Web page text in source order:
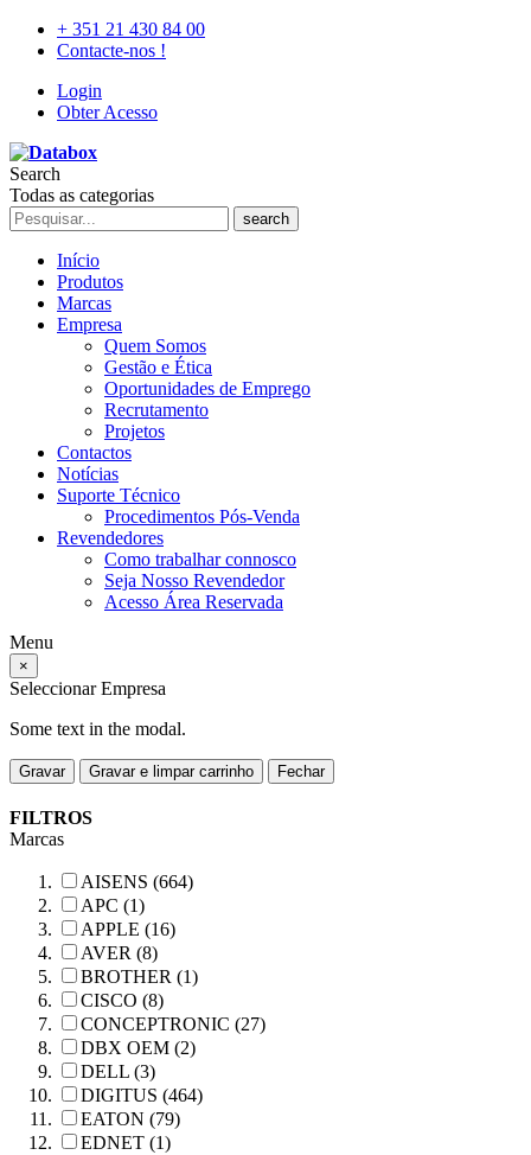
+ 351 21 430 84 00
Contacte-nos !
Login
Obter Acesso
Search
Todas as categorias
search
Início
Produtos
Marcas
Empresa
Quem Somos
Gestão e Ética
Oportunidades de Emprego
Recrutamento
Projetos
Contactos
Notícias
Suporte Técnico
Procedimentos Pós-Venda
Revendedores
Como trabalhar connosco
Seja Nosso Revendedor
Acesso Área Reservada
Menu
×
Seleccionar Empresa
Some text in the modal.
Gravar Gravar e limpar carrinho Fechar
FILTROS
Marcas
AISENS (664)
APC (1)
APPLE (16)
AVER (8)
BROTHER (1)
CISCO (8)
CONCEPTRONIC (27)
DBX OEM (2)
DELL (3)
DIGITUS (464)
EATON (79)
EDNET (1)